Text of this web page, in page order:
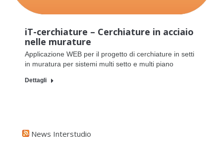
iT-cerchiature – Cerchiature in acciaio
nelle murature
Applicazione WEB per il progetto di cerchiature in setti
in muratura per sistemi multi setto e multi piano
Dettagli
News Interstudio